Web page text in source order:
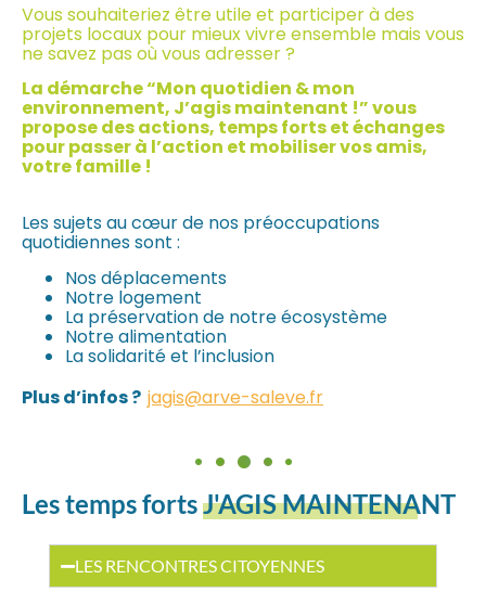
Vous souhaiteriez être utile et participer à des
projets locaux pour mieux vivre ensemble mais vous
ne savez pas où vous adresser ?
La démarche “Mon quotidien & mon
environnement, J’agis maintenant !” vous
propose des actions, temps forts et échanges
pour passer à l’action et mobiliser vos amis,
votre famille !
Les sujets au cœur de nos préoccupations
quotidiennes sont :
Nos déplacements
Notre logement
La préservation de notre écosystème
Notre alimentation
La solidarité et l’inclusion
Plus d’infos ? jagis@arve-saleve.fr
Les temps fortsJ'AGIS MAINTENANT
LES RENCONTRES CITOYENNES